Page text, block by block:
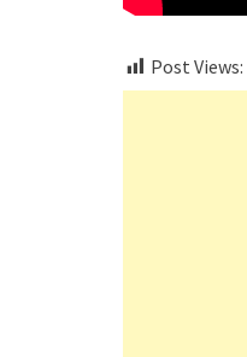
Post Views: